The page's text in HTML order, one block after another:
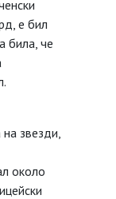
е бил
била, че
звезди,
около